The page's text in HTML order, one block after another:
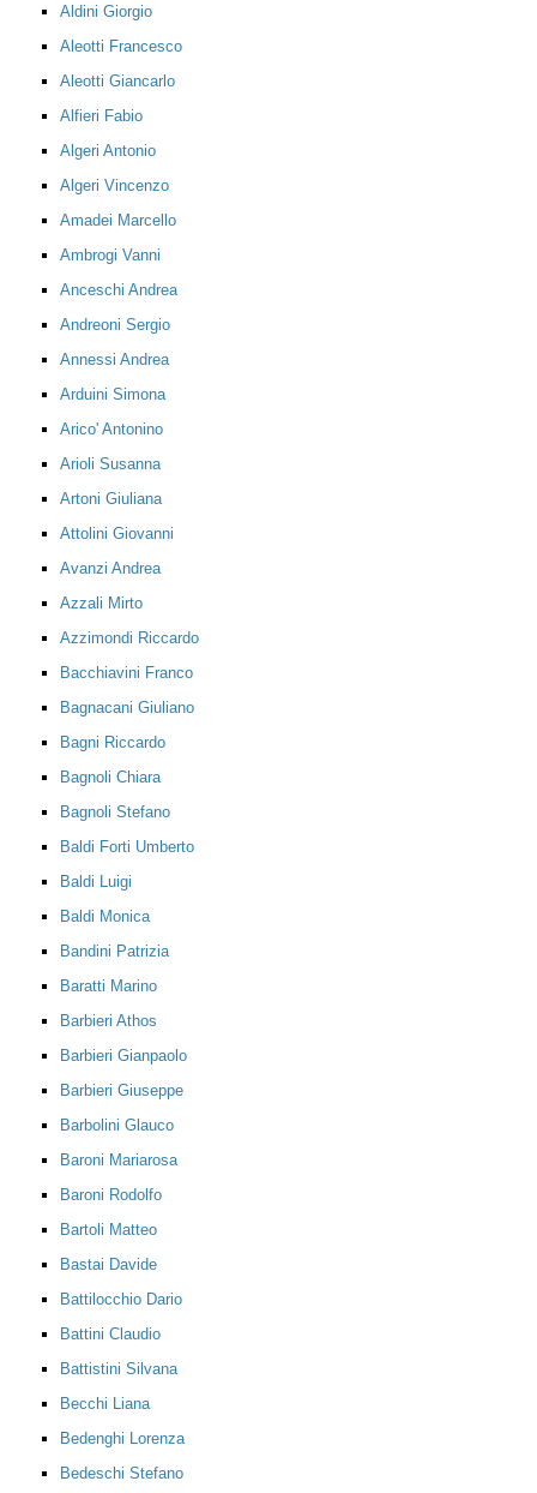
Aldini Giorgio
Aleotti Francesco
Aleotti Giancarlo
Alfieri Fabio
Algeri Antonio
Algeri Vincenzo
Amadei Marcello
Ambrogi Vanni
Anceschi Andrea
Andreoni Sergio
Annessi Andrea
Arduini Simona
Arico' Antonino
Arioli Susanna
Artoni Giuliana
Attolini Giovanni
Avanzi Andrea
Azzali Mirto
Azzimondi Riccardo
Bacchiavini Franco
Bagnacani Giuliano
Bagni Riccardo
Bagnoli Chiara
Bagnoli Stefano
Baldi Forti Umberto
Baldi Luigi
Baldi Monica
Bandini Patrizia
Baratti Marino
Barbieri Athos
Barbieri Gianpaolo
Barbieri Giuseppe
Barbolini Glauco
Baroni Mariarosa
Baroni Rodolfo
Bartoli Matteo
Bastai Davide
Battilocchio Dario
Battini Claudio
Battistini Silvana
Becchi Liana
Bedenghi Lorenza
Bedeschi Stefano